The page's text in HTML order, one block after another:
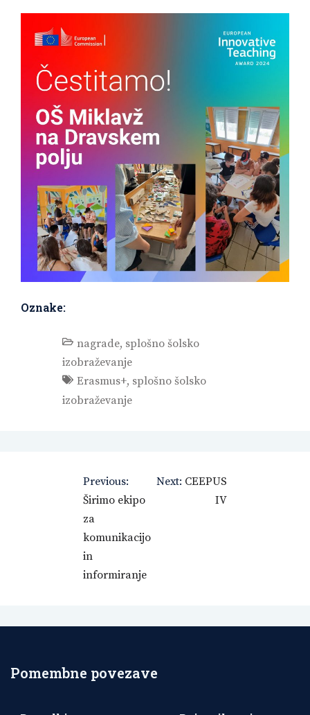
Oznake:
nagrade, splošno šolsko
izobraževanje
Erasmus+, splošno šolsko
izobraževanje
Navigacija
prispevka
Previous:
Širimo ekipo
za
komunikacijo
in
informiranje
Next: CEEPUS
IV
Pomembne povezave